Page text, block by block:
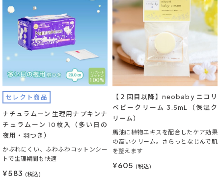
セレクト商品
ナチュラムーン 生理用ナプキンナ
チュラムーン 10枚入（多い日の
夜用・羽つき）
かぶれにくい、ふわふわコットンシー
トで生理期間も快適
¥583 (税込)
【２回目以降】neobaby ニコリ
ベビークリーム 3.5mL（保湿ク
リーム）
馬油に植物エキスを配合したケア効果
の高いクリーム。さらっとなじんで肌
を整えます
¥605 (税込)